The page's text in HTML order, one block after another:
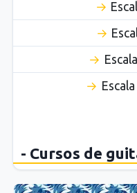
- Cursos de